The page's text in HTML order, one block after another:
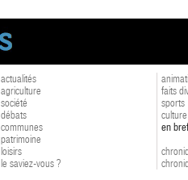
actualités
agriculture
société
débats
communes
patrimoine
loisirs
le saviez-vous ?
faits
sports
culture
en bref